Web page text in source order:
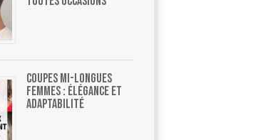
Coupes mi-longues
femmes : élégance et
adaptabilité